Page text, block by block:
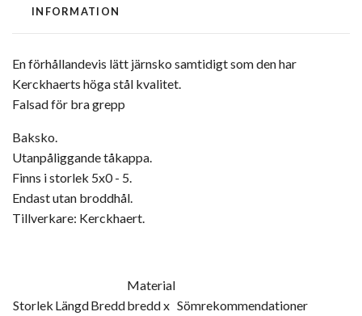
INFORMATION
En förhållandevis lätt järnsko samtidigt som den har
Kerckhaerts höga stål kvalitet.
Falsad för bra grepp
Baksko.
Utanpåliggande tåkappa.
Finns i storlek 5x0 - 5.
Endast utan broddhål.
Tillverkare: Kerckhaert.
Storlek LängdBredd
Material
bredd x Sömrekommendationer